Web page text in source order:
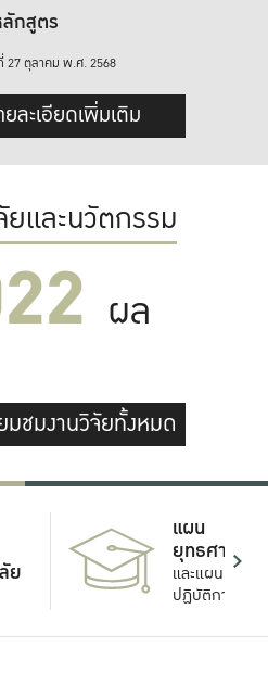
กสูตร
ตุลาคม พ.ศ. 2568
ยละเอียดเพิ่มเติม
ยและนวัตกรรม
ผล
มชมงานวิจัยทั้งหมด
ย
แผน
ยุทธศาสตร์
และแผน
ปฏิบัติการ